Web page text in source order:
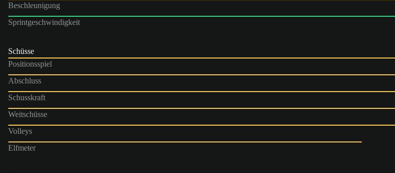
Beschleunigung
Sprintgeschwindigkeit
Schüsse
Positionsspiel
Abschluss
Schusskraft
Weitschüsse
Volleys
Elfmeter